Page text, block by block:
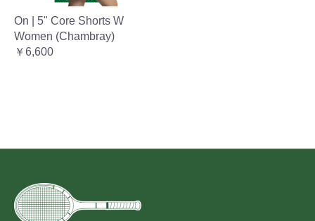
On | 5" Core Shorts W
Women (Chambray)
￥6,600